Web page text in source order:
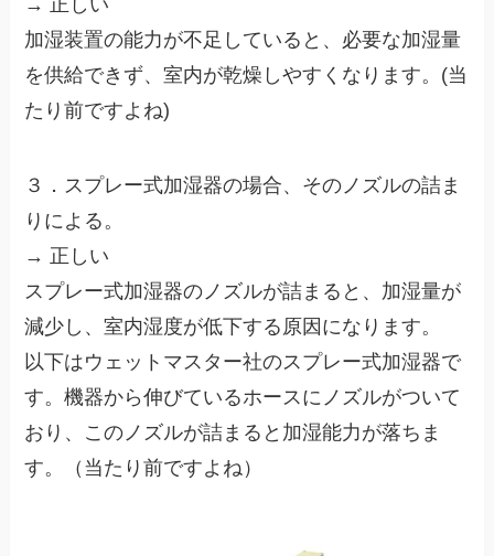
→ 正しい
加湿装置の能力が不足していると、必要な加湿量
を供給できず、室内が乾燥しやすくなります。(当
たり前ですよね)
３．スプレー式加湿器の場合、そのノズルの詰ま
りによる。
→ 正しい
スプレー式加湿器のノズルが詰まると、加湿量が
減少し、室内湿度が低下する原因になります。
以下はウェットマスター社のスプレー式加湿器で
す。機器から伸びているホースにノズルがついて
おり、このノズルが詰まると加湿能力が落ちま
す。（当たり前ですよね）